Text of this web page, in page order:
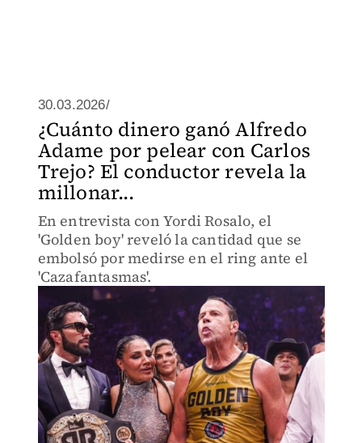
30.03.2026/
¿Cuánto dinero ganó Alfredo
Adame por pelear con Carlos
Trejo? El conductor revela la
millonar...
En entrevista con Yordi Rosalo, el
'Golden boy' reveló la cantidad que se
embolsó por medirse en el ring ante el
'Cazafantasmas'.